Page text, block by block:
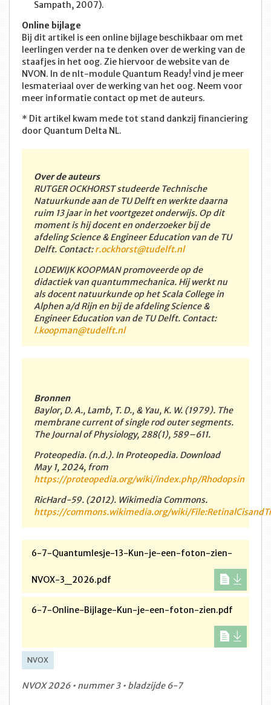
Sampath, 2007).
Online bijlage
Bij dit artikel is een online bijlage beschikbaar om met
leerlingen verder na te denken over de werking van de
staafjes in het oog. Zie hiervoor de website van de
NVON. In de nlt-module Quantum Ready! vind je meer
lesmateriaal over de werking van het oog. Neem voor
meer informatie contact op met de auteurs.
* Dit artikel kwam mede tot stand dankzij financiering
door Quantum Delta NL.
Over de auteurs
RUTGER OCKHORST studeerde Technische
Natuurkunde aan de TU Delft en werkte daarna
ruim 13 jaar in het voortgezet onderwijs. Op dit
moment is hij docent en onderzoeker bij de
afdeling Science & Engineer Education van de TU
Delft. Contact:r.ockhorst@tudelft.nl
LODEWIJK KOOPMAN promoveerde op de
didactiek van quantummechanica. Hij werkt nu
als docent natuurkunde op het Scala College in
Alphen a/d Rijn en bij de afdeling Science &
Engineer Education van de TU Delft. Contact:
l.koopman@tudelft.nl
Bronnen
Baylor, D. A., Lamb, T. D., & Yau, K. W. (1979). The
membrane current of single rod outer segments.
The Journal of Physiology, 288(1), 589–611.
Proteopedia. (n.d.). In Proteopedia. Download
May 1, 2024, from
https://proteopedia.org/wiki/index.php/Rhodopsin
RicHard-59. (2012). Wikimedia Commons.
https://commons.wikimedia.org/wiki/
6-7-Quantumlesje-13-Kun-je-een-foton-zien-
NVOX-3_2026.pdf
6-7-Online-Bijlage-Kun-je-een-foton-zien.pdf
NVOX
NVOX 2026 • nummer 3 • bladzijde 6-7